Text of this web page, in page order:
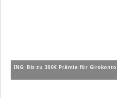
ING: Bis zu 300€ Prämie für